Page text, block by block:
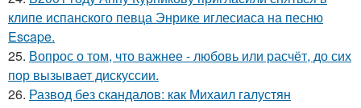
клипе испанского певца Энрике иглесиаса на песню
Escape.
25. Вопрос о том, что важнее - любовь или расчёт, до сих
пор вызывает дискуссии.
26. Развод без скандалов: как Михаил галустян